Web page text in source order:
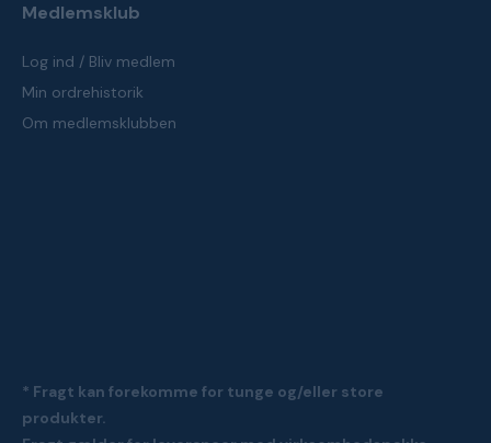
Medlemsklub
Log ind / Bliv medlem
Min ordrehistorik
Om medlemsklubben
* Fragt kan forekomme for tunge og/eller store
produkter.